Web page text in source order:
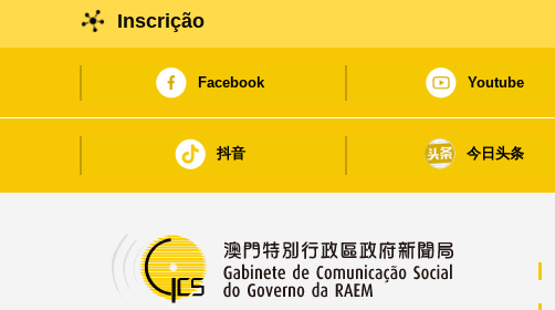
Inscrição
Facebook Youtube
抖音 今日头条